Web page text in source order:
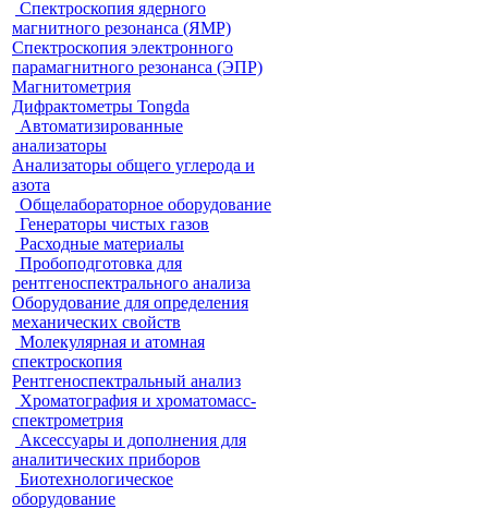
Спектроскопия ядерного
магнитного резонанса (ЯМР)
Спектроскопия электронного
парамагнитного резонанса (ЭПР)
Магнитометрия
Дифрактометры Tongda
Автоматизированные
анализаторы
Анализаторы общего углерода и
азота
Общелабораторное оборудование
Генераторы чистых газов
Расходные материалы
Пробоподготовка для
рентгеноспектрального анализа
Оборудование для определения
механических свойств
Молекулярная и атомная
спектроскопия
Рентгеноспектральный анализ
Хроматография и хроматомасс-
спектрометрия
Аксессуары и дополнения для
аналитических приборов
Биотехнологическое
оборудование